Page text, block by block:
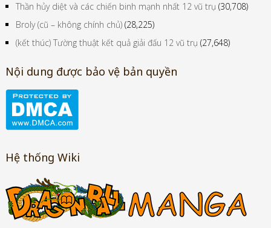
Thần hủy diệt và các chiến binh mạnh nhất 12 vũ trụ (30,708)
Broly (cũ – không chính chủ) (28,225)
(kết thúc) Tường thuật kết quả giải đấu 12 vũ trụ (27,648)
Nội dung được bảo vệ bản quyền
Hệ thống Wiki